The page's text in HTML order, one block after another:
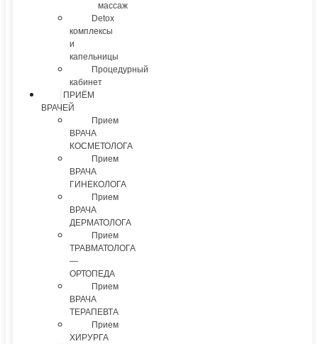
массаж
Detox
комплексы
и
капельницы
Процедурный
кабинет
ПРИЁМ
ВРАЧЕЙ
Прием
ВРАЧА
КОСМЕТОЛОГА
Прием
ВРАЧА
ГИНЕКОЛОГА
Прием
ВРАЧА
ДЕРМАТОЛОГА
Прием
ТРАВМАТОЛОГА
—
ОРТОПЕДА
Прием
ВРАЧА
ТЕРАПЕВТА
Прием
ХИРУРГА